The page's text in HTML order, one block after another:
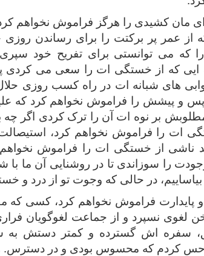
مان کشیدی را هرگز فراموش نخواهم
از عمر پر برکتت را برای رساندن
که می توانستی برای تفریح خود
که از خستگی ات را سعی می کردی
های شبانه ات در راه کسب روزی
پیشش را فراموش نخواهم کرد که
نامطلوبش بر نوه ات آن را ترک کردی اگر
ات را فراموش نخواهم کرد،
ناشی از خستگی ات را فراموش
را سوزاندی تا در روشنایی آن ما با
در حالی که وجوت تو از درد و
فراموش نخواهم کرد، کسی که
لغوی نسپرد و از جماعت لغوگویان
سفره اش گسترده و کمتر دستش
حس کردم که محسوس بودی و در